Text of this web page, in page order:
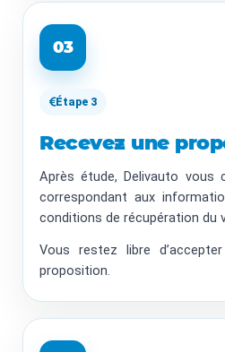
03
Étape 3
Recevez une
Après étude, Delivauto vous
correspondant aux
conditions de récupération du
Vous restez libre
proposition.